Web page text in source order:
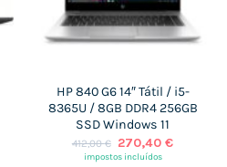
HP 840 G6 14″ Tátil / i5-
8365U / 8GB DDR4 256GB
SSD Windows 11
412,00€ O
preço
270,40€O
impostos incluídos